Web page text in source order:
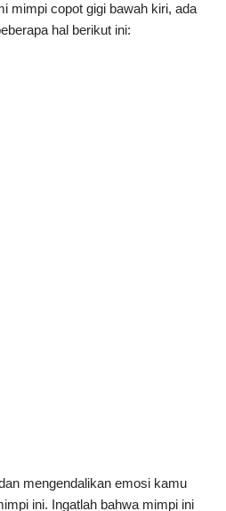
mimpi copot gigi bawah kiri, ada
hal berikut ini:
mengendalikan emosi kamu
ini. Ingatlah bahwa mimpi ini